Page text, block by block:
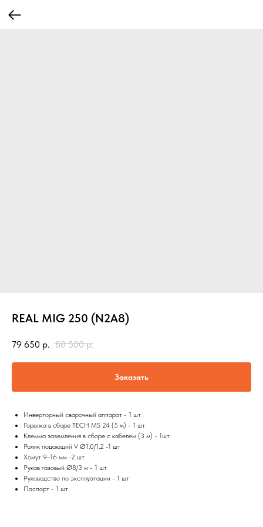
REAL MIG 250 (N2A8)
79 650 р. 88 500 р.
Заказать
Инверторный сварочный аппарат - 1 шт
Горелка в сборе TECH MS 24 (5 м) - 1 шт
Клемма заземления в сборе с кабелем (3 м) - 1шт
Ролик подающий V Ø1,0/1,2 -1 шт
Хомут 9–16 мм -2 шт
Рукав газовый Ø8/3 м - 1 шт
Руководство по эксплуатации - 1 шт
Паспорт - 1 шт